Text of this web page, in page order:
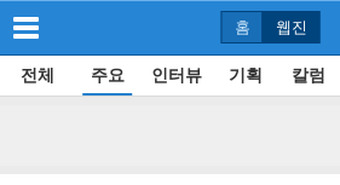
홈 웹진
전체 주요 인터뷰 기획 칼럼